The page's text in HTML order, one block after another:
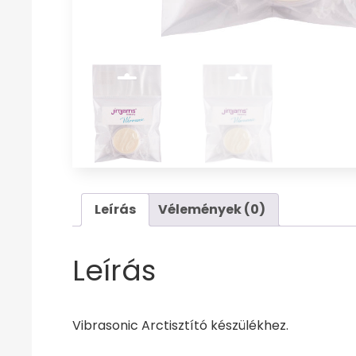
Leírás Vélemények (0)
Leírás
Vibrasonic Arctisztító készülékhez.